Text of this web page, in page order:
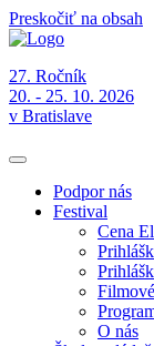
Preskočiť na obsah
27. Ročník
20. - 25. 10. 2026
v Bratislave
Podpor nás
Festival
Cena
O nás